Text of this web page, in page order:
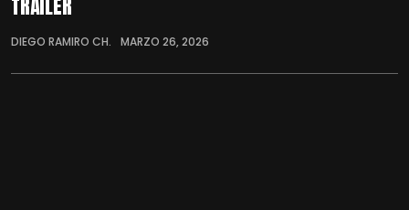
DIEGO RAMIRO CH. MARZO 26, 2026